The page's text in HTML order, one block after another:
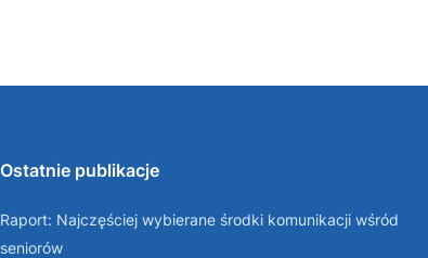
Ostatnie publikacje
Raport: Najczęściej wybierane środki komunikacji wśród
seniorów